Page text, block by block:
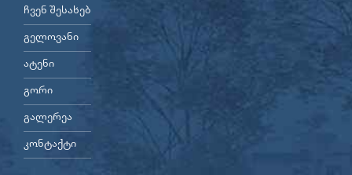
ჩვენ შესახებ
გელოვანი
ატენი
გორი
გალერეა
კონტაქტი